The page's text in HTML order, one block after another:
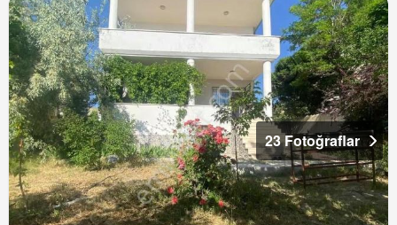
23 Fotoğraflar